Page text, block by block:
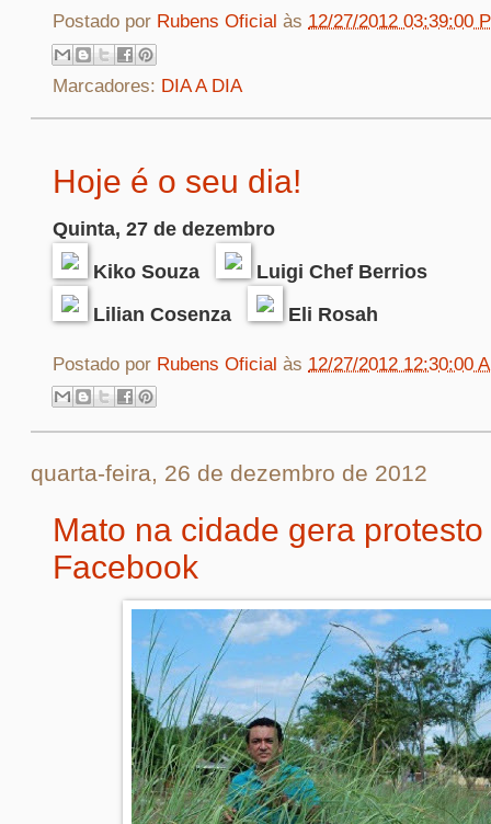
Postado por Rubens Oficial às 12/27/2012 03:39:00
Marcadores: DIA A DIA
Hoje é o seu dia!
Quinta, 27 de dezembro
Kiko Souza
Luigi Chef Berrios
Lilian Cosenza
Eli Rosah
Postado por Rubens Oficial às 12/27/2012 12:30:00
quarta-feira, 26 de dezembro de 2012
Mato na cidade gera protesto
Facebook